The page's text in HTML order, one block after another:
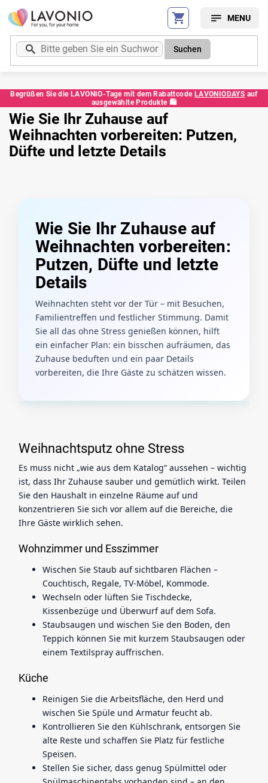
Zum
Inhalt
springen
Begrüßen Sie die LAVONIO-Tage mit dem Rabattcode LAVONIODAYS auf
ausgewählte Produkte 🛍️
Suchen
Wie Sie Ihr Zuhause auf
Weihnachten vorbereiten: Putzen,
Düfte und letzte Details
Wie Sie Ihr Zuhause auf
Weihnachten vorbereiten:
Putzen, Düfte und letzte
Details
Weihnachten steht vor der Tür – mit Besuchen,
Familientreffen und festlicher Stimmung. Damit
Sie all das ohne Stress genießen können, hilft
ein einfacher Plan: ein bisschen aufräumen, das
Zuhause beduften und ein paar Details
vorbereiten, die Ihre Gäste zu schätzen wissen.
Weihnachtsputz ohne Stress
Es muss nicht „wie aus dem Katalog“ aussehen – wichtig
ist, dass Ihr Zuhause sauber und gemütlich wirkt. Teilen
Sie den Haushalt in einzelne Räume auf und
konzentrieren Sie sich vor allem auf die Bereiche, die
Ihre Gäste wirklich sehen.
Wohnzimmer und Esszimmer
Wischen Sie Staub auf sichtbaren Flächen –
Couchtisch, Regale, TV-Möbel, Kommode.
Wechseln oder lüften Sie Tischdecke,
Kissenbezüge und Überwurf auf dem Sofa.
Staubsaugen und wischen Sie den Boden, den
Teppich können Sie mit kurzem Staubsaugen oder
einem Textilspray auffrischen.
Küche
Reinigen Sie die Arbeitsfläche, den Herd und
wischen Sie Spüle und Armatur feucht ab.
Kontrollieren Sie den Kühlschrank, entsorgen Sie
alte Reste und schaffen Sie Platz für festliche
Speisen.
Stellen Sie sicher, dass genug Spülmittel oder